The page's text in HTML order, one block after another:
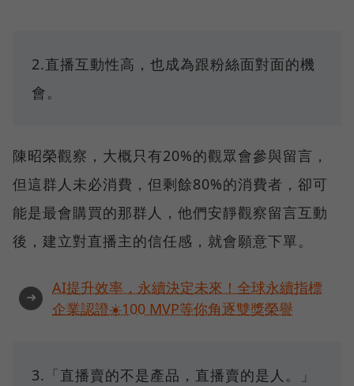
2.直播互動性高，也成為跟粉絲面對面的機
會。
陳昭榮觀察，大概只有20%的觀眾會參與留言，
但這群人未必消費，但剩餘80%的消費者，卻可
能是最會購買的那群人，他們安靜觀察留言互動
後，建立對直播主的信任感，就會願意下單。
➜
AI提升效率，永續決定未來！全球永續指標
企業認證☀️100 MVP等你角逐雙獎榮譽
3.「直播賣的不是產品，直播賣的是人。」